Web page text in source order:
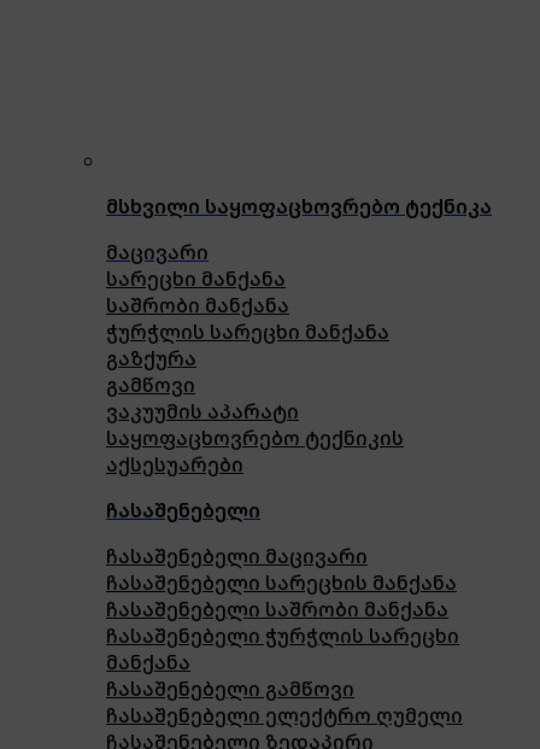
მსხვილი საყოფაცხოვრებო ტექნიკა
მაცივარი
სარეცხი მანქანა
საშრობი მანქანა
ჭურჭლის სარეცხი მანქანა
გაზქურა
გამწოვი
ვაკუუმის აპარატი
საყოფაცხოვრებო ტექნიკის
აქსესუარები
ჩასაშენებელი
ჩასაშენებელი მაცივარი
ჩასაშენებელი სარეცხის მანქანა
ჩასაშენებელი საშრობი მანქანა
ჩასაშენებელი ჭურჭლის სარეცხი
მანქანა
ჩასაშენებელი გამწოვი
ჩასაშენებელი ელექტრო ღუმელი
ჩასაშენებელი ზედაპირი